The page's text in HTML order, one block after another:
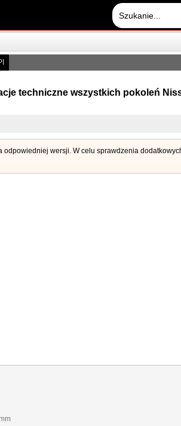
techniczne wszystkich pokoleń
odpowiedniej wersji. W celu sprawdzenia